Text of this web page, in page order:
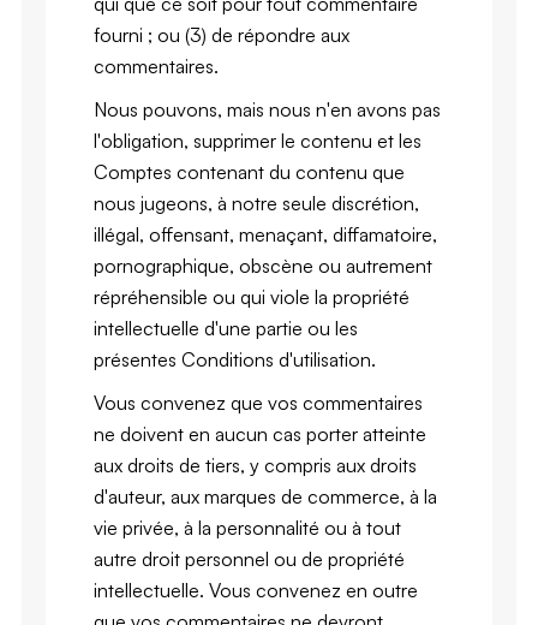
fourni ; ou (3) de répondre aux
commentaires.
Nous pouvons, mais nous n'en avons pas
l'obligation, supprimer le contenu et les
Comptes contenant du contenu que
nous jugeons, à notre seule discrétion,
illégal, offensant, menaçant, diffamatoire,
pornographique, obscène ou autrement
répréhensible ou qui viole la propriété
intellectuelle d'une partie ou les
présentes Conditions d'utilisation.
Vous convenez que vos commentaires
ne doivent en aucun cas porter atteinte
aux droits de tiers, y compris aux droits
d'auteur, aux marques de commerce, à la
vie privée, à la personnalité ou à tout
autre droit personnel ou de propriété
intellectuelle. Vous convenez en outre